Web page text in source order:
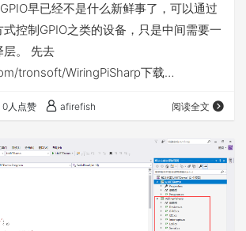
早已经不是什么新鲜事了，可以通过
控制GPIO之类的设备，只是中间需要一
层。 先去
tronsoft/WiringPiSharp下载
择ARM平台发布项目 将publish文件夹上
后将WiringPi的库文件复制到publish当
于WiringPi库。手里面的树莓派被我搞坏
0人点赞 afirefish 阅读全文